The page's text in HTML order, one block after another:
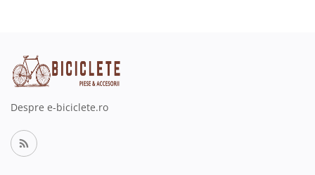
Despre e-biciclete.ro